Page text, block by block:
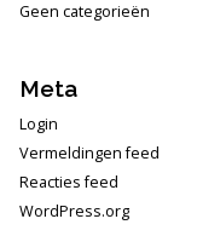
Geen categorieën
Meta
Login
Vermeldingen feed
Reacties feed
WordPress.org